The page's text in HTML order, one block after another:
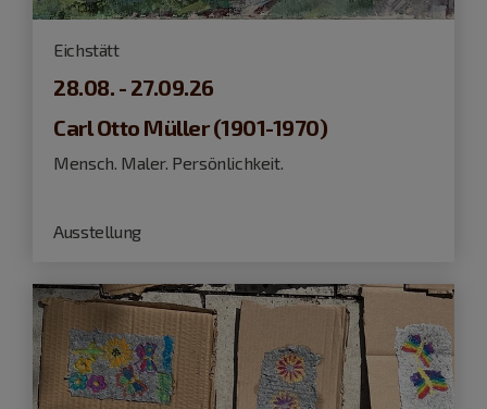
Eichstätt
28.08. - 27.09.26
Carl Otto Müller (1901-1970)
Mensch. Maler. Persönlichkeit.
Ausstellung